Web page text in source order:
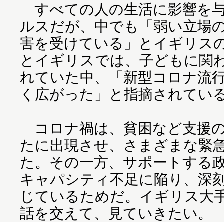
すべての人の生活に影響を
ルスだが、中でも「弱い立場
害を受けている」とイギリス
とイギリスでは、子どもに関
れていた中、「新型コロナ流
く広がった」と指摘されてい
コロナ禍は、貧困など支援
たに出現させ、さまざまな緊
た。その一方、サポートする
キャパシティ不足に陥り、深
じているためだ。イギリス大
話を交えて、見ていきたい。